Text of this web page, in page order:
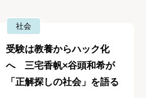
社会
受験は教養からハック化
へ 三宅香帆×谷頭和希が
「正解探しの社会」を語る